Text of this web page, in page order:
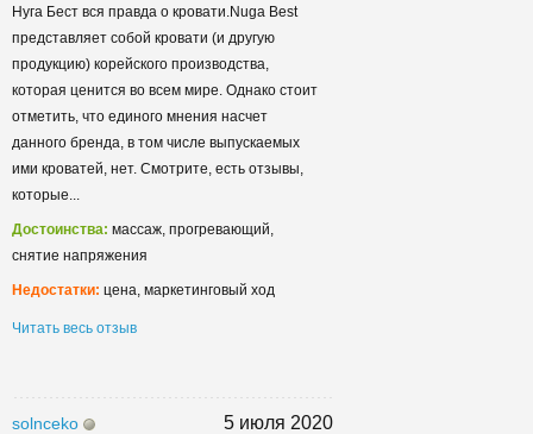
Нуга Бест вся правда о кровати.Nuga Best
представляет собой кровати (и другую
продукцию) корейского производства,
которая ценится во всем мире. Однако стоит
отметить, что единого мнения насчет
данного бренда, в том числе выпускаемых
ими кроватей, нет. Смотрите, есть отзывы,
которые...
Достоинства: массаж, прогревающий,
снятие напряжения
Недостатки: цена, маркетинговый ход
Читать весь отзыв
solnceko 5 июля 2020